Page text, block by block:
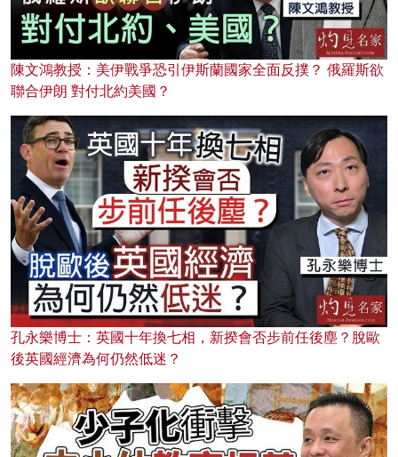
陳文鴻教授：美伊戰爭恐引伊斯蘭國家全面反撲？ 俄羅斯欲
聯合伊朗 對付北約美國？
孔永樂博士：英國十年換七相，新揆會否步前任後塵？脫歐
後英國經濟為何仍然低迷？